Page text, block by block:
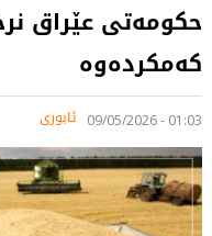
حکومەتی عێراق
کەمکردەوە
01:03 - 09/05/2026 ئابوری